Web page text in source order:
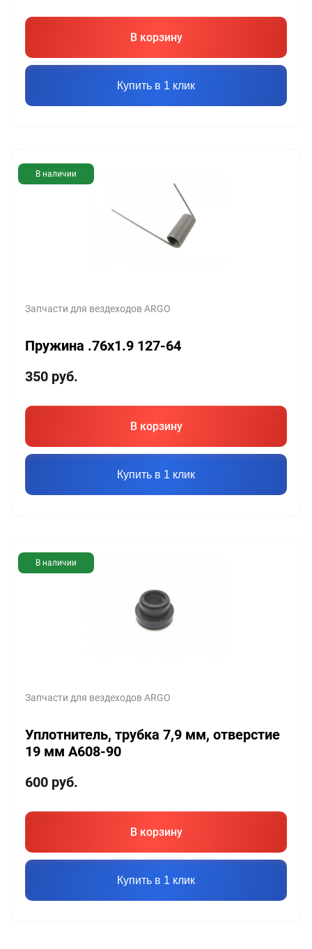
В корзину
Купить в 1 клик
В наличии
Запчасти для вездеходов ARGO
Пружина .76х1.9 127-64
350 руб.
В корзину
Купить в 1 клик
В наличии
Запчасти для вездеходов ARGO
Уплотнитель, трубка 7,9 мм, отверстие
19 мм A608-90
600 руб.
В корзину
Купить в 1 клик